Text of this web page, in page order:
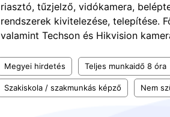
riasztó, tűzjelző, vidókamera,
rendszerek kivitelezése, telepítése.
valamint Techson és Hikvision
Megyei hirdetés Teljes munkaidő 8 óra
Szakiskola / szakmunkás képző Nem